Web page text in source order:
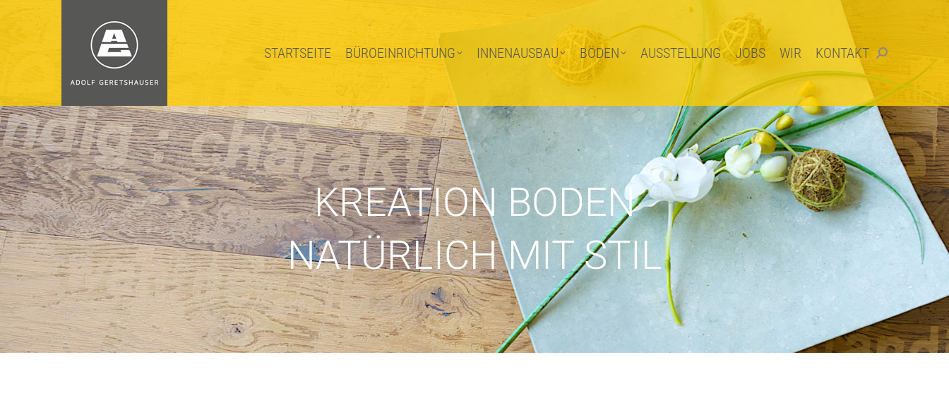
STARTSEITE BÜROEINRICHTUNG INNENAUSBAU BÖDEN AUSSTELLUNG JOBS WIR KONTAKT Search:
KREATION BODEN
NATÜRLICH MIT STIL
BÜROEINRICHTUNG BÖDEN AUSSTELLUNG JOBS KONTAKT